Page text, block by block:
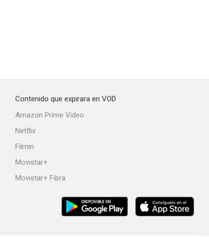
Contenido que expirara en VOD
Amazon Prime Video
Netflix
Filmin
Movistar+
Movistar+ Fibra